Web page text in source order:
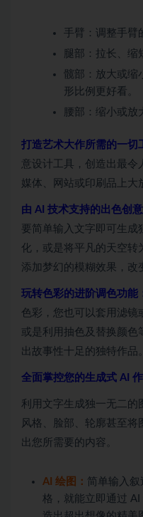
手臂：调整手臂
腿部：拉长、缩
髋部：放大或缩
形比例更好看。
腰部：缩小或放
打造艺术大作所需的一切
意设计工具，创造出最
媒体、网站或印刷品上大
由 AI 技术支持的出色创意
要简单输入文字即可生成
化，或是将平凡的天空转
添加梦幻的模糊效果，改
玩转色彩的进阶调色功能
色彩，您也可以套用滤镜
或是利用抽色及替换颜色
出故事性十足的独特作品。
全面掌控您的生成式 AI
利用文字生成独一无二的
风格、脸部、轮廓甚至
出您所需要的内容。
AI 绘图： 简单输入
格，就能立即通过 AI